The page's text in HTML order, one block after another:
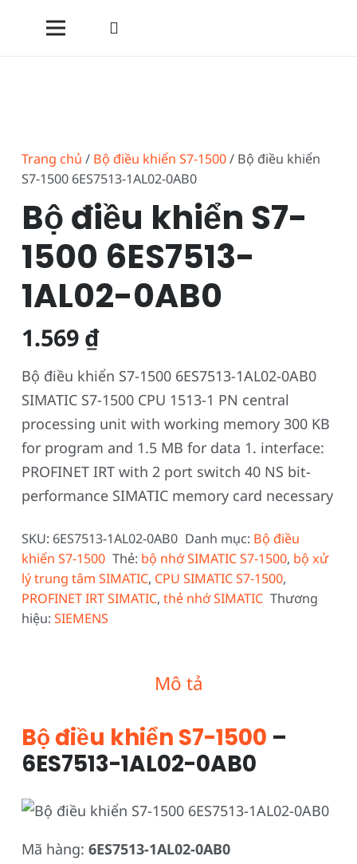
Trang chủ / Bộ điều khiển S7-1500/ Bộ điều khiển
S7-1500 6ES7513-1AL02-0AB0
Bộ điều khiển S7-
1500 6ES7513-
1AL02-0AB0
1.569 ₫
Bộ điều khiển S7-1500 6ES7513-1AL02-0AB0
SIMATIC S7-1500 CPU 1513-1 PN central
processing unit with working memory 300 KB
for program and 1.5 MB for data 1. interface:
PROFINET IRT with 2 port switch 40 NS bit-
performance SIMATIC memory card necessary
SKU: 6ES7513-1AL02-0AB0 Danh mục: Bộ điều
khiển S7-1500 Thẻ: bộ nhớ SIMATIC S7-1500, bộ xử
lý trung tâm SIMATIC, CPU SIMATIC S7-1500,
PROFINET IRT SIMATIC, thẻ nhớ SIMATIC Thương
hiệu: SIEMENS
Mô tả
Bộ điều khiển S7-1500 –
6ES7513-1AL02-0AB0
Mã hàng: 6ES7513-1AL02-0AB0